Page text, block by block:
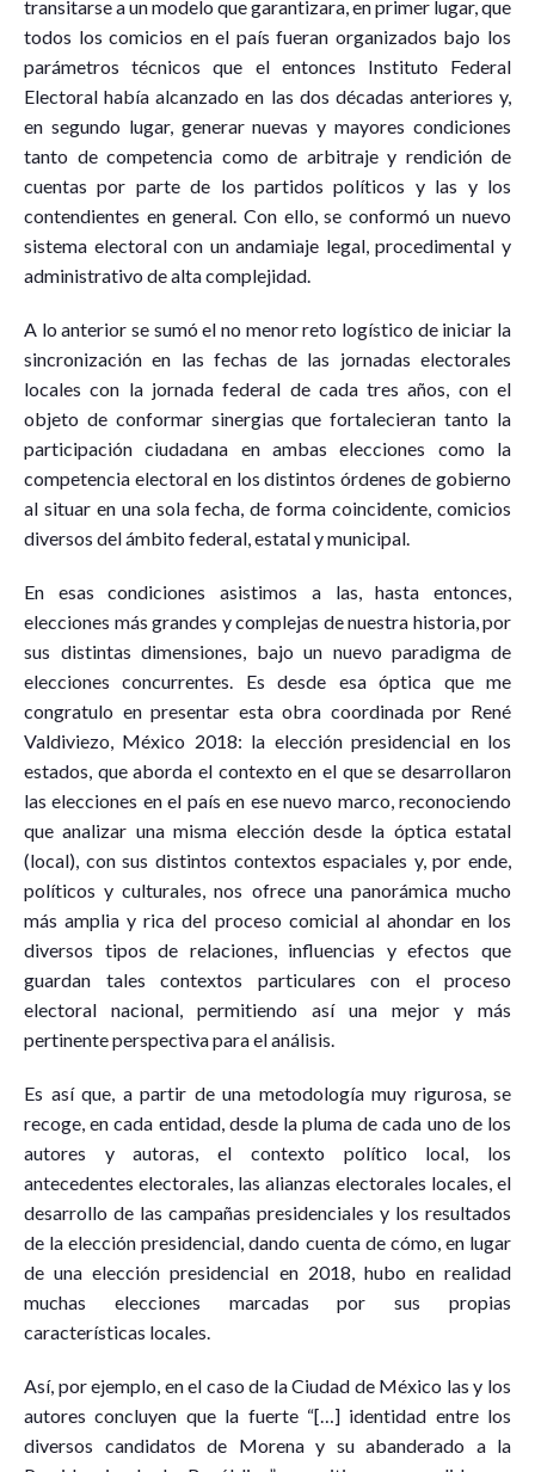
transitarse a un modelo que garantizara, en primer lugar, que
todos los comicios en el país fueran organizados bajo los
parámetros técnicos que el entonces Instituto Federal
Electoral había alcanzado en las dos décadas anteriores y,
en segundo lugar, generar nuevas y mayores condiciones
tanto de competencia como de arbitraje y rendición de
cuentas por parte de los partidos políticos y las y los
contendientes en general. Con ello, se conformó un nuevo
sistema electoral con un andamiaje legal, procedimental y
administrativo de alta complejidad.
A lo anterior se sumó el no menor reto logístico de iniciar la
sincronización en las fechas de las jornadas electorales
locales con la jornada federal de cada tres años, con el
objeto de conformar sinergias que fortalecieran tanto la
participación ciudadana en ambas elecciones como la
competencia electoral en los distintos órdenes de gobierno
al situar en una sola fecha, de forma coincidente, comicios
diversos del ámbito federal, estatal y municipal.
En esas condiciones asistimos a las, hasta entonces,
elecciones más grandes y complejas de nuestra historia, por
sus distintas dimensiones, bajo un nuevo paradigma de
elecciones concurrentes. Es desde esa óptica que me
congratulo en presentar esta obra coordinada por René
Valdiviezo, México 2018: la elección presidencial en los
estados, que aborda el contexto en el que se desarrollaron
las elecciones en el país en ese nuevo marco, reconociendo
que analizar una misma elección desde la óptica estatal
(local), con sus distintos contextos espaciales y, por ende,
políticos y culturales, nos ofrece una panorámica mucho
más amplia y rica del proceso comicial al ahondar en los
diversos tipos de relaciones, influencias y efectos que
guardan tales contextos particulares con el proceso
electoral nacional, permitiendo así una mejor y más
pertinente perspectiva para el análisis.
Es así que, a partir de una metodología muy rigurosa, se
recoge, en cada entidad, desde la pluma de cada uno de los
autores y autoras, el contexto político local, los
antecedentes electorales, las alianzas electorales locales, el
desarrollo de las campañas presidenciales y los resultados
de la elección presidencial, dando cuenta de cómo, en lugar
de una elección presidencial en 2018, hubo en realidad
muchas elecciones marcadas por sus propias
características locales.
Así, por ejemplo, en el caso de la Ciudad de México las y los
autores concluyen que la fuerte “[…] identidad entre los
diversos candidatos de Morena y su abanderado a la